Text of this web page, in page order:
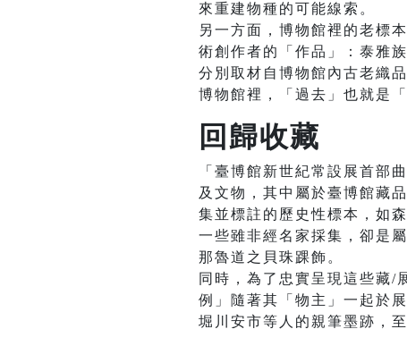
來重建物種的可能線索。
另一方面，博物館裡的老標
術創作者的「作品」：泰雅
分別取材自博物館內古老織
博物館裡，「過去」也就是「
回歸收藏
「臺博館新世紀常設展首部
及文物，其中屬於臺博館藏
集並標註的歷史性標本，如
一些雖非經名家採集，卻是
那魯道之貝珠踝飾。
同時，為了忠實呈現這些藏/
例」隨著其「物主」一起於
堀川安市等人的親筆墨跡，